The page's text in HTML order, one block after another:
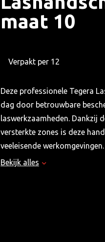
maat 10
Verpakt per 12
Deze professionele Tegera
dag door betrouwbare
laswerkzaamheden. Dankzij
versterkte zones is deze
veeleisende werkomgevingen.
Bekijk alles